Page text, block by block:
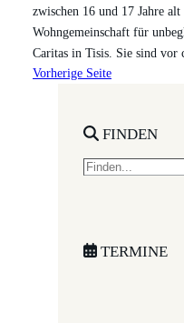
zwischen 16 und 17 Jahre
Wohngemeinschaft für
Caritas in Tisis. Sie sind vor
Vorherige Seite
FINDEN
S
c
TERMINE